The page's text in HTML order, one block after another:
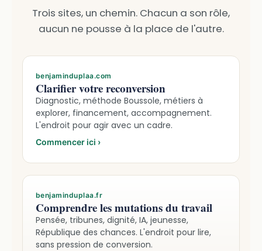
Trois sites, un chemin. Chacun a son rôle,
aucun ne pousse à la place de l'autre.
benjaminduplaa.com
Clarifier votre reconversion
Diagnostic, méthode Boussole, métiers à
explorer, financement, accompagnement.
L'endroit pour agir avec un cadre.
Commencer ici ›
benjaminduplaa.fr
Comprendre les mutations du travail
Pensée, tribunes, dignité, IA, jeunesse,
République des chances. L'endroit pour lire,
sans pression de conversion.